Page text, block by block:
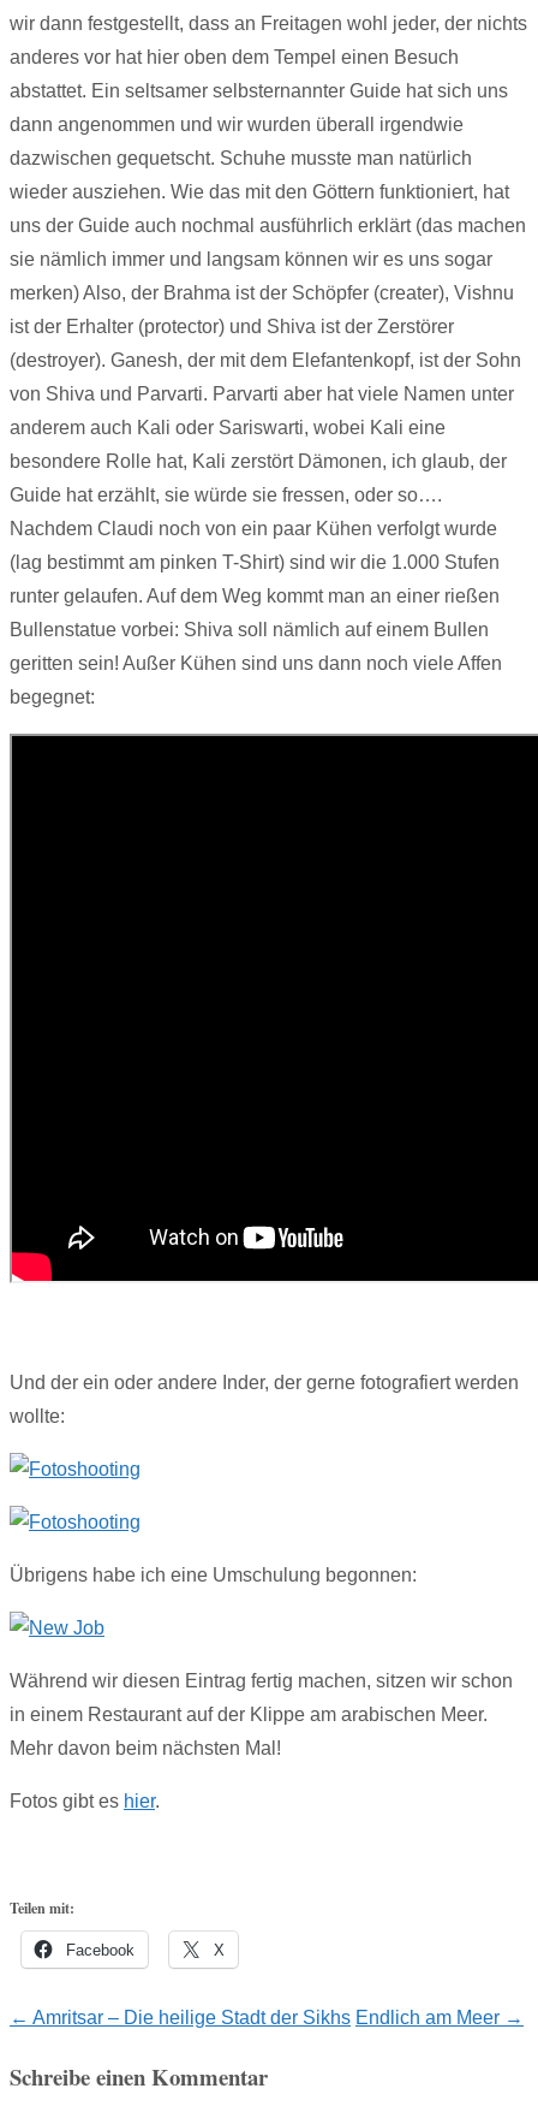
wir dann festgestellt, dass an Freitagen wohl jeder, der nichts
anderes vor hat hier oben dem Tempel einen Besuch
abstattet. Ein seltsamer selbsternannter Guide hat sich uns
dann angenommen und wir wurden überall irgendwie
dazwischen gequetscht. Schuhe musste man natürlich
wieder ausziehen. Wie das mit den Göttern funktioniert, hat
uns der Guide auch nochmal ausführlich erklärt (das machen
sie nämlich immer und langsam können wir es uns sogar
merken) Also, der Brahma ist der Schöpfer (creater), Vishnu
ist der Erhalter (protector) und Shiva ist der Zerstörer
(destroyer). Ganesh, der mit dem Elefantenkopf, ist der Sohn
von Shiva und Parvarti. Parvarti aber hat viele Namen unter
anderem auch Kali oder Sariswarti, wobei Kali eine
besondere Rolle hat, Kali zerstört Dämonen, ich glaub, der
Guide hat erzählt, sie würde sie fressen, oder so….
Nachdem Claudi noch von ein paar Kühen verfolgt wurde
(lag bestimmt am pinken T-Shirt) sind wir die 1.000 Stufen
runter gelaufen. Auf dem Weg kommt man an einer rießen
Bullenstatue vorbei: Shiva soll nämlich auf einem Bullen
geritten sein! Außer Kühen sind uns dann noch viele Affen
begegnet:
Und der ein oder andere Inder, der gerne fotografiert werden
wollte:
Übrigens habe ich eine Umschulung begonnen:
Während wir diesen Eintrag fertig machen, sitzen wir schon
in einem Restaurant auf der Klippe am arabischen Meer.
Mehr davon beim nächsten Mal!
Fotos gibt es hier.
Teilen mit:
Facebook X
Post
navigation
← Amritsar – Die heilige Stadt der Sikhs Endlich am Meer →
Schreibe einen Kommentar